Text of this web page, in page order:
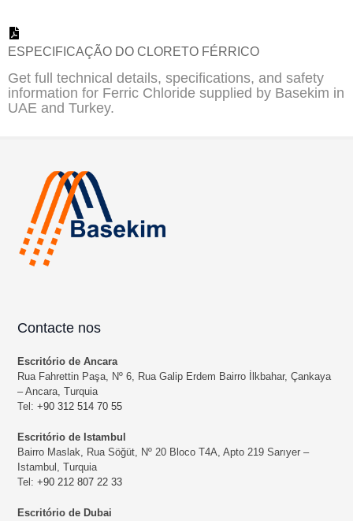
ESPECIFICAÇÃO DO CLORETO FÉRRICO
Get full technical details, specifications, and safety
information for Ferric Chloride supplied by Basekim in
UAE and Turkey.
Contacte nos
Escritório de Ancara
Rua Fahrettin Paşa, Nº 6, Rua Galip Erdem Bairro İlkbahar, Çankaya
– Ancara, Turquia
Tel:+90 312 514 70 55
Escritório de Istambul
Bairro Maslak, Rua Söğüt, Nº 20 Bloco T4A, Apto 219 Sarıyer –
Istambul, Turquia
Tel:+90 212 807 22 33
Escritório de Dubai